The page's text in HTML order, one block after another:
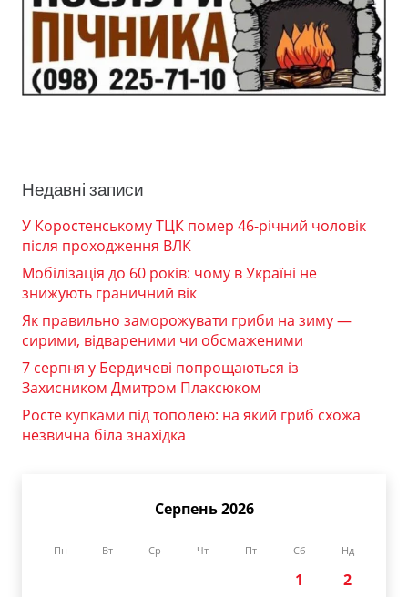
Недавні записи
У Коростенському ТЦК помер 46-річний чоловік
після проходження ВЛК
Мобілізація до 60 років: чому в Україні не
знижують граничний вік
Як правильно заморожувати гриби на зиму —
сирими, відвареними чи обсмаженими
7 серпня у Бердичеві попрощаються із
Захисником Дмитром Плаксюком
Росте купками під тополею: на який гриб схожа
незвична біла знахідка
Серпень 2026
Пн Вт Ср Чт Пт Сб Нд
1
2